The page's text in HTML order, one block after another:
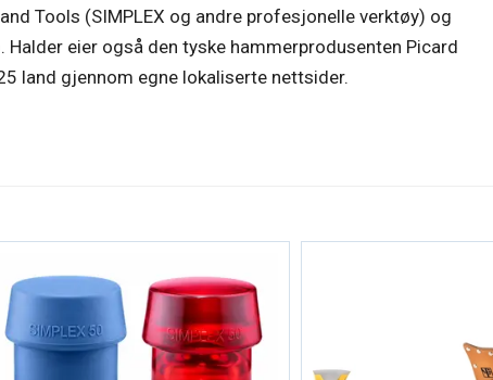
Tools (SIMPLEX og andre profesjonelle verktøy) og
eier også den tyske hammerprodusenten Picard
land gjennom egne lokaliserte nettsider.